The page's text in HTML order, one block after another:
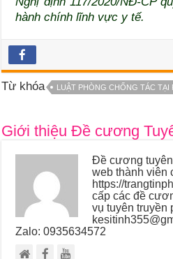
hành chính lĩnh vực y tế.
Từ khóa LUẬT PHÒNG CHỐNG TÁC TẠI
Giới thiệu Đề cương
Đề cương
web thành viên
https://
cấp các đề
vụ tuyên truyền
Zalo: 0935634572